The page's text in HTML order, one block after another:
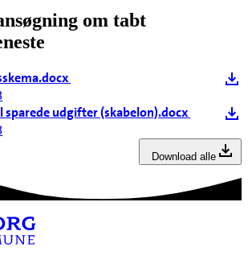
om tabt
sparede udgifter (skabelon).docx
Download alle